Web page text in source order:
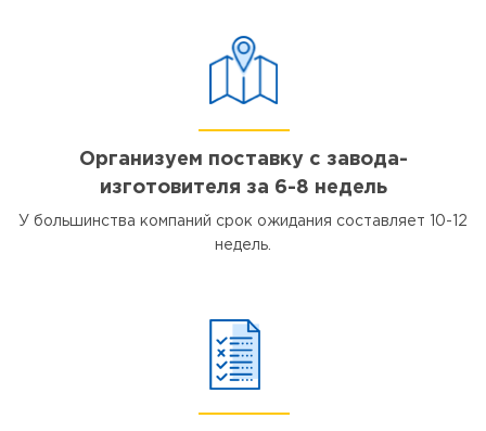
Организуем поставку с завода-
изготовителя за 6-8 недель
У большинства компаний срок ожидания составляет 10-12
недель.